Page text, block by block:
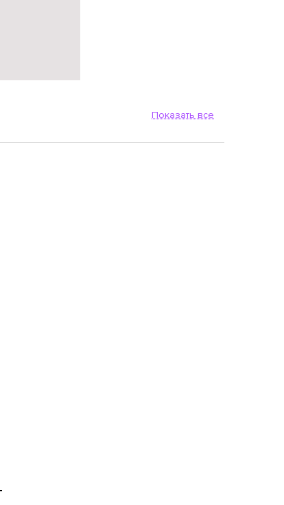
Показать все